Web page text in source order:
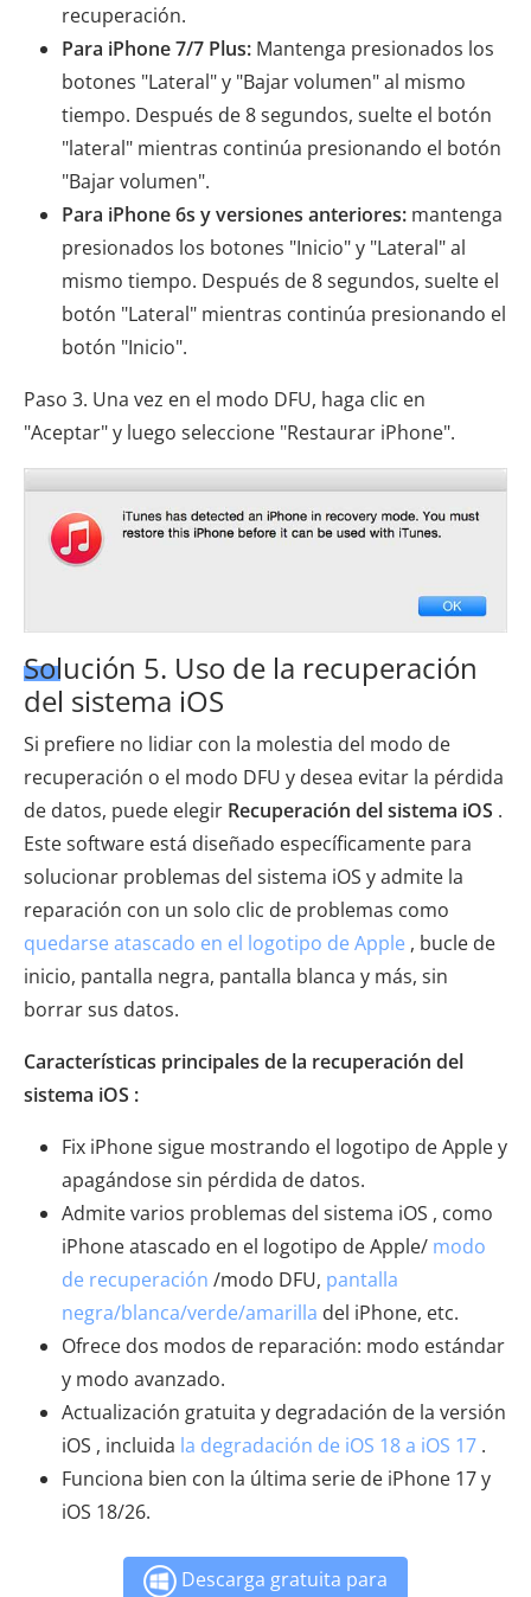
recuperación.
Para iPhone 7/7 Plus: Mantenga presionados los
botones "Lateral" y "Bajar volumen" al mismo
tiempo. Después de 8 segundos, suelte el botón
"lateral" mientras continúa presionando el botón
"Bajar volumen".
Para iPhone 6s y versiones anteriores: mantenga
presionados los botones "Inicio" y "Lateral" al
mismo tiempo. Después de 8 segundos, suelte el
botón "Lateral" mientras continúa presionando el
botón "Inicio".
Paso 3. Una vez en el modo DFU, haga clic en
"Aceptar" y luego seleccione "Restaurar iPhone".
Solución 5. Uso de la recuperación
del sistema iOS
Si prefiere no lidiar con la molestia del modo de
recuperación o el modo DFU y desea evitar la pérdida
de datos, puede elegir Recuperación del sistema iOS .
Este software está diseñado específicamente para
solucionar problemas del sistema iOS y admite la
reparación con un solo clic de problemas como
quedarse atascado en el logotipo de Apple , bucle de
inicio, pantalla negra, pantalla blanca y más, sin
borrar sus datos.
Características principales de la recuperación del
sistema iOS :
Fix iPhone sigue mostrando el logotipo de Apple y
apagándose sin pérdida de datos.
Admite varios problemas del sistema iOS , como
iPhone atascado en el logotipo de Apple/ modo
de recuperación /modo DFU, pantalla
negra/blanca/verde/amarilla del iPhone, etc.
Ofrece dos modos de reparación: modo estándar
y modo avanzado.
Actualización gratuita y degradación de la versión
iOS , incluida la degradación de iOS 18 a iOS 17 .
Funciona bien con la última serie de iPhone 17 y
iOS 18/26.
Descarga gratuita para